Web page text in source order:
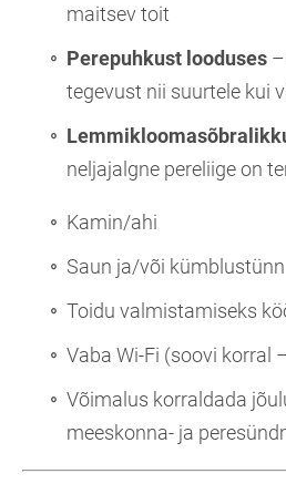
maitsev toit
Perepuhkust looduses
tegevust nii suurtele kui
neljajalgne pereliige on
Kamin/ahi
Saun ja/või kümblustünn
Toidu valmistamiseks
Vaba Wi-Fi (soovi korral
Võimalus korraldada
meeskonna- ja